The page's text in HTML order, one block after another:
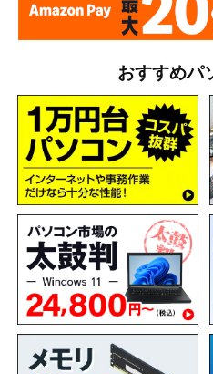
おすすめパ